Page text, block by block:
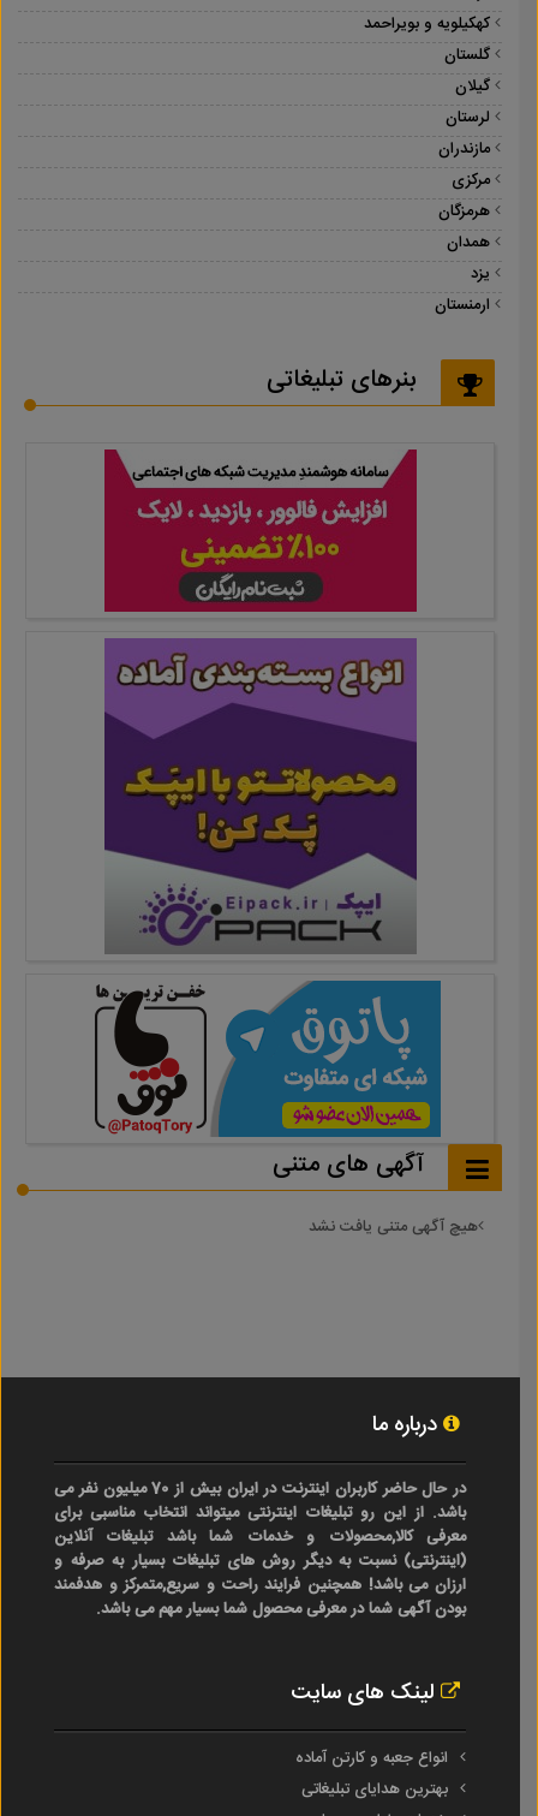
کهکیلویه و بویراحمد
گلستان
گیلان
لرستان
مازندران
مرکزی
هرمزگان
همدان
یزد
ارمنستان
بنرهای تبلیغاتی
آگهی های متنی
هیچ آگهی متنی یافت نشد
درباره ما
در حال حاضر کاربران اینترنت در ایران بیش از 70 میلیون نفر می
باشد. از این رو تبلیغات اینترنتی میتواند انتخاب مناسبی برای
معرفی کالا,محصولات و خدمات شما باشد تبلیغات آنلاین
(اینترنتی) نسبت به دیگر روش های تبلیغات بسیار به صرفه و
ارزان می باشد! همچنین فرایند راحت و سریع,متمرکز و هدفمند
بودن آگهی شما در معرفی محصول شما بسیار مهم می باشد.
لینک های سایت
انواع جعبه و کارتن آماده
بهترین هدایای تبلیغاتی